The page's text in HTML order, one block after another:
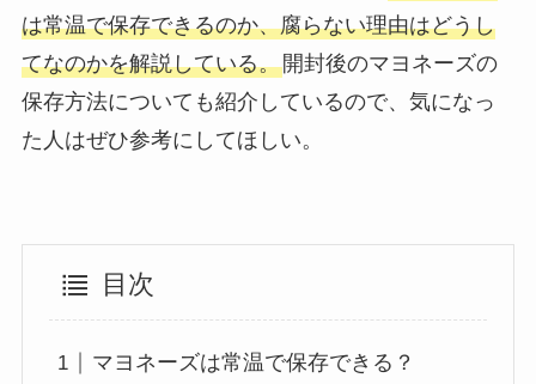
は常温で保存できるのか、腐らない理由はどうし
てなのかを解説している。開封後のマヨネーズの
保存方法についても紹介しているので、気になっ
た人はぜひ参考にしてほしい。
目次
マヨネーズは常温で保存できる？